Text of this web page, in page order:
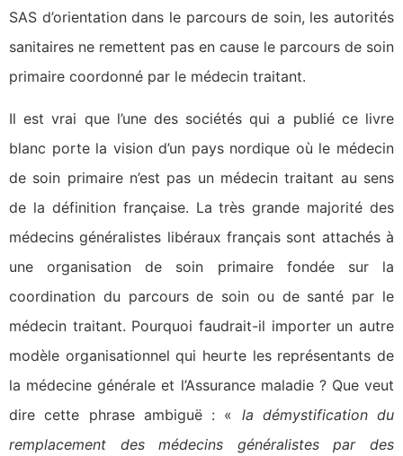
SAS d’orientation dans le parcours de soin, les autorités
sanitaires ne remettent pas en cause le parcours de soin
primaire coordonné par le médecin traitant.
Il est vrai que l’une des sociétés qui a publié ce livre
blanc porte la vision d’un pays nordique où le médecin
de soin primaire n’est pas un médecin traitant au sens
de la définition française. La très grande majorité des
médecins généralistes libéraux français sont attachés à
une organisation de soin primaire fondée sur la
coordination du parcours de soin ou de santé par le
médecin traitant. Pourquoi faudrait-il importer un autre
modèle organisationnel qui heurte les représentants de
la médecine générale et l’Assurance maladie ? Que veut
dire cette phrase ambiguë : « la démystification du
remplacement des médecins généralistes par des